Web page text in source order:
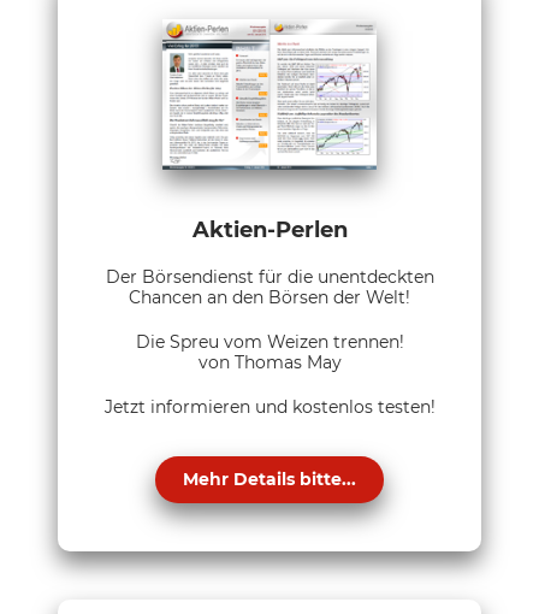
Aktien-Perlen
Der Börsendienst für die unentdeckten
Chancen an den Börsen der Welt!
Die Spreu vom Weizen trennen!
von Thomas May
Jetzt informieren und kostenlos testen!
Mehr Details bitte...